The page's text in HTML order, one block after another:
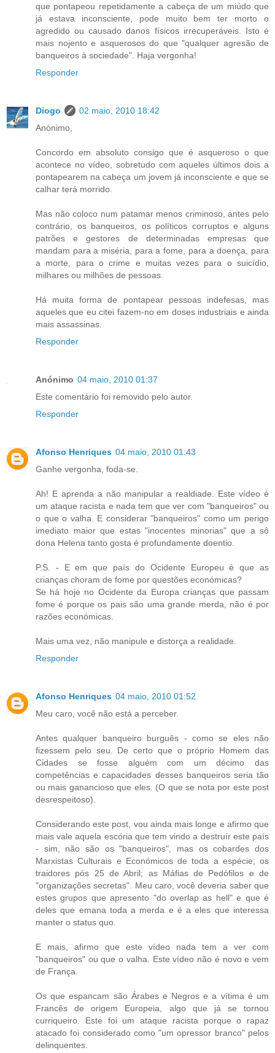
que pontapeou repetidamente a cabeça de um miúdo que
já estava inconsciente, pode muito bem ter morto o
agredido ou causado danos físicos irrecuperáveis. Isto é
mais nojento e asquerosos do que "qualquer agresão de
banqueiros à sociedade". Haja vergonha!
Responder
Diogo
02 maio, 2010 18:42
Anónimo,
Concordo em absoluto consigo que é asqueroso o que
acontece no vídeo, sobretudo com aqueles últimos dois a
pontapearem na cabeça um jovem já inconsciente e que se
calhar terá morrido.
Mas não coloco num patamar menos criminoso, antes pelo
contrário, os banqueiros, os políticos corruptos e alguns
patrões e gestores de determinadas empresas que
mandam para a miséria, para a fome, para a doença, para
a morte, para o crime e muitas vezes para o suicídio,
milhares ou milhões de pessoas.
Há muita forma de pontapear pessoas indefesas, mas
aqueles que eu citei fazem-no em doses industriais e ainda
mais assassinas.
Responder
Anónimo 04 maio, 2010 01:37
Este comentário foi removido pelo autor.
Responder
Afonso Henriques 04 maio, 2010 01:43
Ganhe vergonha, foda-se.
Ah! E aprenda a não manipular a realdiade. Este vídeo é
um ataque racista e nada tem que ver com "banqueiros" ou
o que o valha. E considerar "banqueiros" como um perigo
imediato maior que estas "inocentes minorias" que a sô
dona Helena tanto gosta é profundamente doentio.
P.S. - E em que país do Ocidente Europeu é que as
crianças choram de fome por questões económicas?
Se há hoje no Ocidente da Europa crianças que passam
fome é porque os pais são uma grande merda, não é por
razões económicas.
Mais uma vez, não manipule e distorça a realidade.
Responder
Afonso Henriques 04 maio, 2010 01:52
Meu caro, você não está a perceber.
Antes qualquer banqueiro burguês - como se eles não
fizessem pelo seu. De certo que o próprio Homem das
Cidades se fosse alguém com um décimo das
competências e capacidades desses banqueiros seria tão
ou mais ganancioso que eles. (O que se nota por este post
desrespeitoso).
Considerando este post, vou ainda mais longe e afirmo que
mais vale aquela escória que tem vindo a destruír este país
- sim, não são os "banqueiros", mas os cobardes dos
Marxistas Culturais e Económicos de toda a espécie; os
traidores pós 25 de Abril; as Máfias de Pedófilos e de
"organizações secretas". Meu caro, você deveria saber que
estes grupos que apresento "do overlap as hell" e que é
deles que emana toda a merda e é a eles que interessa
manter o status quo.
E mais, afirmo que este vídeo nada tem a ver com
"banqueiros" ou que o valha. Este vídeo não é novo e vem
de França.
Os que espancam são Árabes e Negros e a vítima é um
Francês de origem Europeia, algo que já se tornou
curriqueiro. Este foi um ataque racista porque o rapaz
atacado foi considerado como "um opressor branco" pelos
delinquentes.